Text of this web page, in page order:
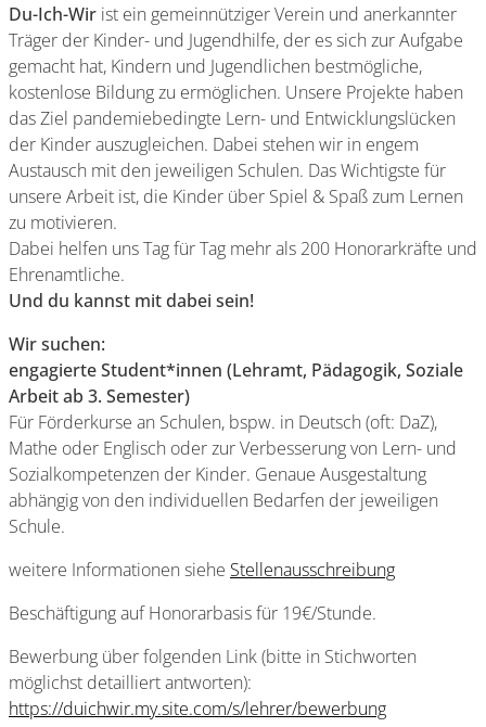
Du-Ich-Wir ist ein gemeinnütziger Verein und anerkannter
Träger der Kinder- und Jugendhilfe, der es sich zur Aufgabe
gemacht hat, Kindern und Jugendlichen bestmögliche,
kostenlose Bildung zu ermöglichen. Unsere Projekte haben
das Ziel pandemiebedingte Lern- und Entwicklungslücken
der Kinder auszugleichen. Dabei stehen wir in engem
Austausch mit den jeweiligen Schulen. Das Wichtigste für
unsere Arbeit ist, die Kinder über Spiel & Spaß zum Lernen
zu motivieren.
Dabei helfen uns Tag für Tag mehr als 200 Honorarkräfte und
Ehrenamtliche.
Und du kannst mit dabei sein!
Wir suchen:
engagierte Student*innen (Lehramt, Pädagogik, Soziale
Arbeit ab 3. Semester)
Für Förderkurse an Schulen, bspw. in Deutsch (oft: DaZ),
Mathe oder Englisch oder zur Verbesserung von Lern- und
Sozialkompetenzen der Kinder. Genaue Ausgestaltung
abhängig von den individuellen Bedarfen der jeweiligen
Schule.
weitere Informationen siehe Stellenausschreibung
Beschäftigung auf Honorarbasis für 19€/Stunde.
Bewerbung über folgenden Link (bitte in Stichworten
möglichst detailliert antworten):
https://duichwir.my.site.com/s/lehrer/bewerbung